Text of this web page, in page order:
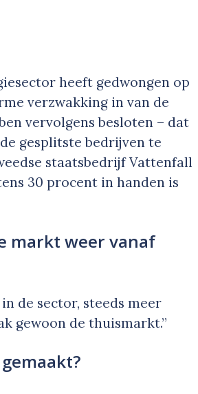
heeft gedwongen op
verzwakking in van de
vervolgens besloten – dat
gesplitste bedrijven te
staatsbedrijf Vattenfall
30 procent in handen is
markt weer vanaf
de sector, steeds meer
gewoon de thuismarkt.”